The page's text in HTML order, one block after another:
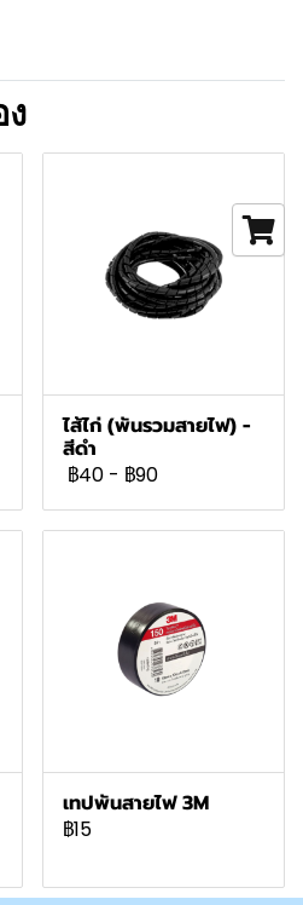
ไส้ไก่ (พันรวมสายไฟ) -
สีดำ
฿40 - ฿90
เทปพันสายไฟ 3M
฿15